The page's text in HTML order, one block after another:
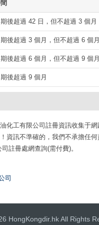
後超過 42 日，但不超過 3 個月
後超過 3 個月，但不超過 6 個月
後超過 6 個月，但不超過 9 個月
後超過 9 個月
化工有限公司註冊資訊收集于
資訊不準確的，我們不承擔任
註冊處網查詢(需付費)。
司
HongKongdir.hk All Rights